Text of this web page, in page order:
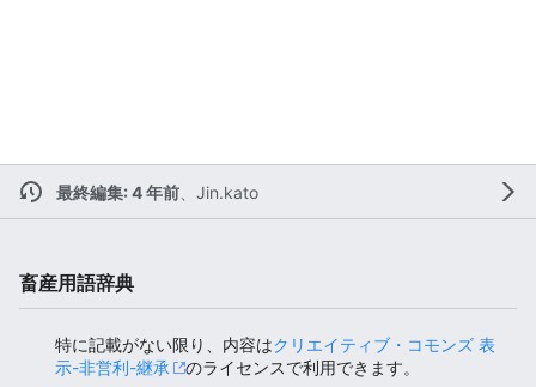
最終編集: 4 年前、 Jin.kato
畜産用語辞典
特に記載がない限り、内容はクリエイティブ・コモンズ 表
示-非営利-継承
のライセンスで利用できます。